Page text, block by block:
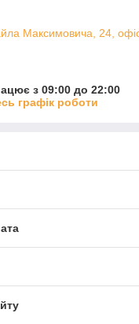
Максимовича, 24,
з 09:00 до 22:00
графік роботи